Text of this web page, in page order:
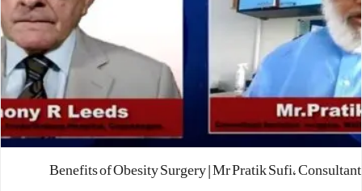
Benefits of Obesity Surgery | Mr Pratik Sufi, Consultant